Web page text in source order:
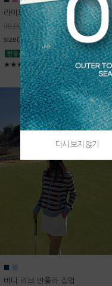
라이트데님 핀턱 스커트
98,000원 68,600원
size(XS,S,M,L)
★★★★★5
버디 리브 반폴라 집업
다시 보지 않기